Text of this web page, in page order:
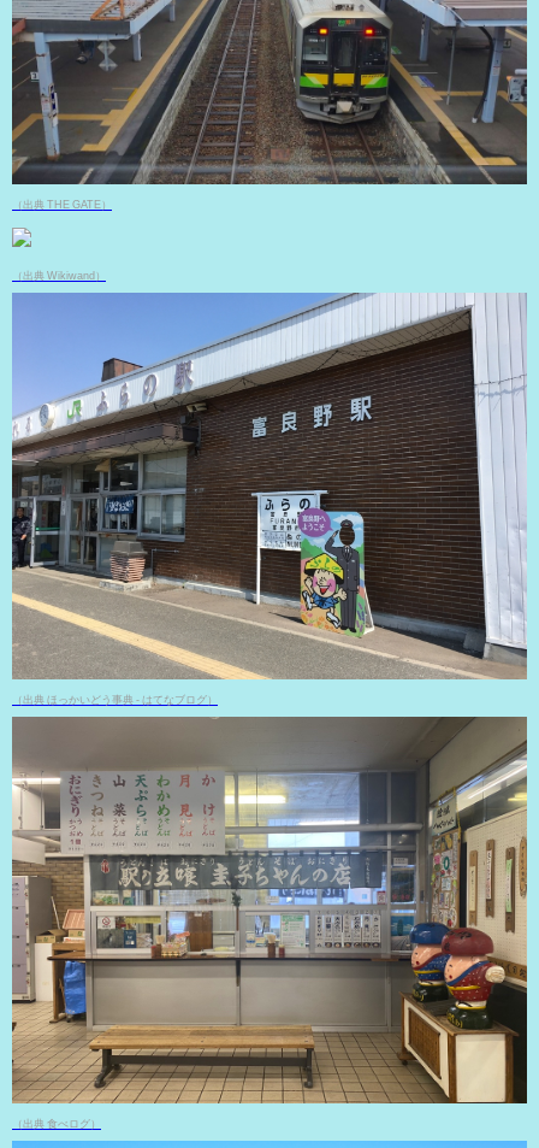
（出典 THE GATE）
（出典 Wikiwand）
（出典 ほっかいどう事典 - はてなブログ）
（出典 食べログ）